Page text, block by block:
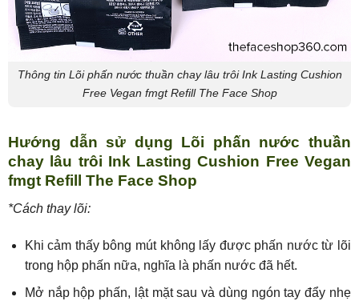
Thông tin Lõi phấn nước thuần chay lâu trôi Ink Lasting Cushion
Free Vegan fmgt Refill The Face Shop
Hướng dẫn sử dụng Lõi phấn nước thuần
chay lâu trôi Ink Lasting Cushion Free Vegan
fmgt Refill The Face Shop
*Cách thay lõi:
Khi cảm thấy bông mút không lấy được phấn nước từ lõi
trong hộp phấn nữa, nghĩa là phấn nước đã hết.
Mở nắp hộp phấn, lật mặt sau và dùng ngón tay đẩy nhẹ